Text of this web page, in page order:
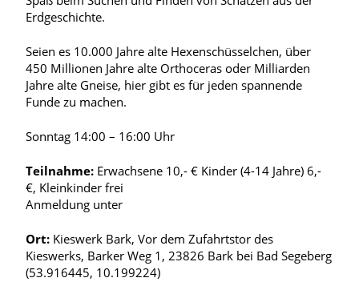
Erdgeschichte.
Seien es 10.000 Jahre alte Hexenschüsselchen, über
450 Millionen Jahre alte Orthoceras oder Milliarden
Jahre alte Gneise, hier gibt es für jeden spannende
Funde zu machen.
Sonntag 14:00 – 16:00 Uhr
Teilnahme: Erwachsene 10,- € Kinder (4-14 Jahre) 6,-
€, Kleinkinder frei
Anmeldung unter
Ort: Kieswerk Bark, Vor dem Zufahrtstor des
Kieswerks, Barker Weg 1, 23826 Bark bei Bad Segeberg
(53.916445, 10.199224)